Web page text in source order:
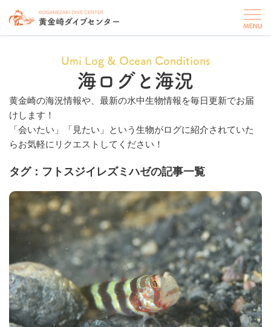
Umi Log & Ocean Conditions
海ログと海況
黄金崎の海況情報や、最新の水中生物情報を毎日更新でお届
けします！
「会いたい」「見たい」という生物がログに紹介されていた
らお気軽にリクエストしてください！
タグ：フトスジイレズミハゼの記事一覧